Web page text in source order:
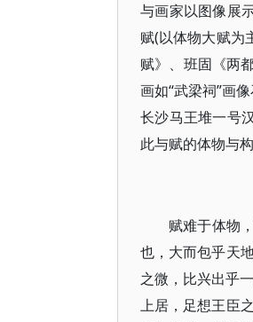
与画家以图像展
赋(以体物大赋为
赋》、班固《两
画如“武梁祠”画
长沙马王堆一号
此与赋的体物与
赋难于体物
也，大而包乎天
之微，比兴出乎
上居，足想王臣